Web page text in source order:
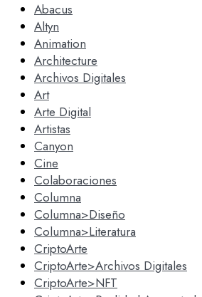
Abacus
Altyn
Animation
Architecture
Archivos Digitales
Art
Arte Digital
Artistas
Canyon
Cine
Colaboraciones
Columna
Columna>Diseño
Columna>Literatura
CriptoArte
CriptoArte>Archivos Digitales
CriptoArte>NFT